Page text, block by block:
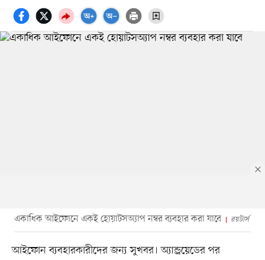
একাধিক আইফোনে একই হোয়াটসঅ্যাপ নম্বর ব্যবহার করা যাবে রয়টার্স
আইফোন ব্যবহারকারীদের জন্য সুখবর। অ্যান্ড্রয়েডের পর